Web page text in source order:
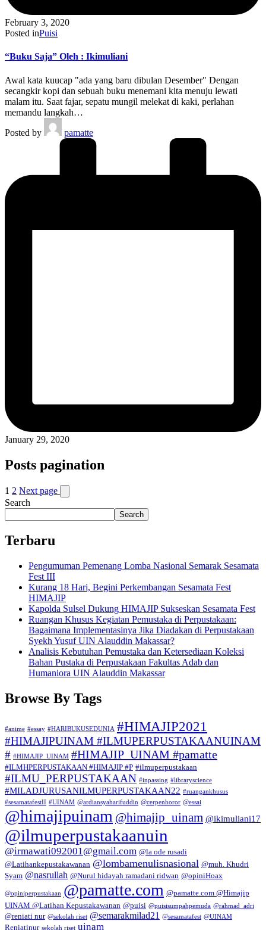
February 3, 2020
Posted inPuisi
“Buku Saja” Oleh : Ikimuliani
Awal kata kuucap "ada yang baru dibulan Desember" Dengan
secangkir kopi dan sebuah buku menemani kita menuju lewati
malam itu. Saat fajar, sepatu mungil melekat di kaki, perlahan
memandu langkah…
Posted by
pamatte
January 29, 2020
Posts pagination
1 2 Next page
Search
Search
Terbaru
Pengumuman Pemenang Lomba Nasional Semarak Sesamata
Fest III
Kurang 18 Hari, Begini Perkembangan Sesamata Fest
HIMAJIP
Kapolda Sulsel Dukung HIMAJIP Sukseskan Sesamata Fest
Ruangan Khusus Kegiatan Pemustaka di Perpustakaan:
Bagaimana Implementasinya Jika Diadakan di Perpustakaan
Syekh Yusuf UIN Alauddin Makassar?
Analisis Kebutuhan Pemustaka dan Ketersediaan Koleksi
Bahan Pustaka di Perpustakaan Fakultas Adab dan
Humaniora UIN Alauddin Makassar
Browse By Tags
#anime #essay #HARIBUKUSEDUNIA #HIMAJIP2021
#HIMAJIPUINAM #ILMUPERPUSTAKAANUINAM
# #HIMAJIP_UINAM #HIMAJIP_UINAM #pamatte
#ILMHPERPUSTAKAAN #HIMAJIP #P #ilmuperpustakaan
#ILMU_PERPUSTAKAAN #inpassing #libraryscience
#MILADJURUSANILMUPERPUSTAKAAN22 #ruangankhusus
#sesamatafestII #UINAM @ardiansyaharifuddin @cerpenhoror @essai
@himajipuinam @himajip_uinam @ikimuliani17
@ilmuperpustakaanuin
@irmawati092001@gmail.com @la ode rusadi
@Latihankepustakawanan @lombamenulisnasional @muh. Khudri
Syam @nasrullah @Nurul hidayah ramadani ridwan @opiniHoax
@opiniperpustakaan @pamatte.com @pamatte.com @Himajip
UINAM @Latihan Kepustakawanan @puisi @puisisumpahpemuda @rahmad_adri
@reniati nur @sekolah riset @semarakmilad21 @sesamatafest @UINAM
Reniatinur sekolah riset uinam